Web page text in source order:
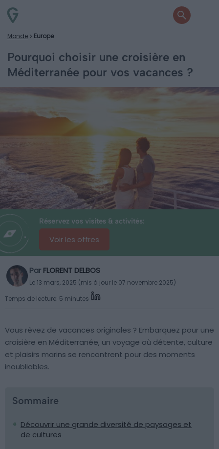
Monde Europe
Pourquoi choisir une croisière en
Méditerranée pour vos vacances ?
Réservez vos visites & activités:
Voir les offres
Par FLORENT DELBOS
Le 13 mars, 2025 (mis à jour le 07 novembre 2025)
Temps de lecture: 5 minutes
Vous rêvez de vacances originales ? Embarquez pour une
croisière en Méditerranée, un voyage où détente, culture
et plaisirs marins se rencontrent pour des moments
inoubliables.
Sommaire
Découvrir une grande diversité de paysages et
de cultures